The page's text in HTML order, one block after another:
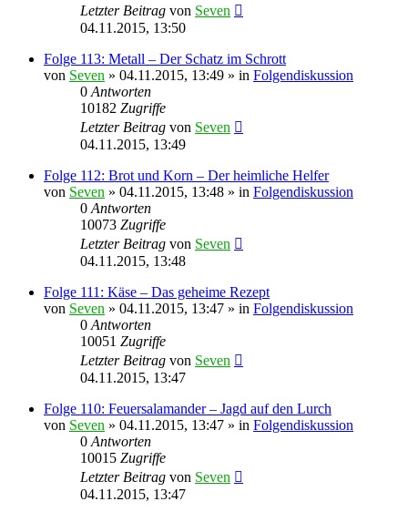
Letzter Beitrag von Seven
04.11.2015, 13:50
Folge 113: Metall – Der Schatz im Schrott
von Seven » 04.11.2015, 13:49 » in Folgendiskussion
0 Antworten
10182 Zugriffe
Letzter Beitrag von Seven
04.11.2015, 13:49
Folge 112: Brot und Korn – Der heimliche Helfer
von Seven » 04.11.2015, 13:48 » in Folgendiskussion
0 Antworten
10073 Zugriffe
Letzter Beitrag von Seven
04.11.2015, 13:48
Folge 111: Käse – Das geheime Rezept
von Seven » 04.11.2015, 13:47 » in Folgendiskussion
0 Antworten
10051 Zugriffe
Letzter Beitrag von Seven
04.11.2015, 13:47
Folge 110: Feuersalamander – Jagd auf den Lurch
von Seven » 04.11.2015, 13:47 » in Folgendiskussion
0 Antworten
10015 Zugriffe
Letzter Beitrag von Seven
04.11.2015, 13:47